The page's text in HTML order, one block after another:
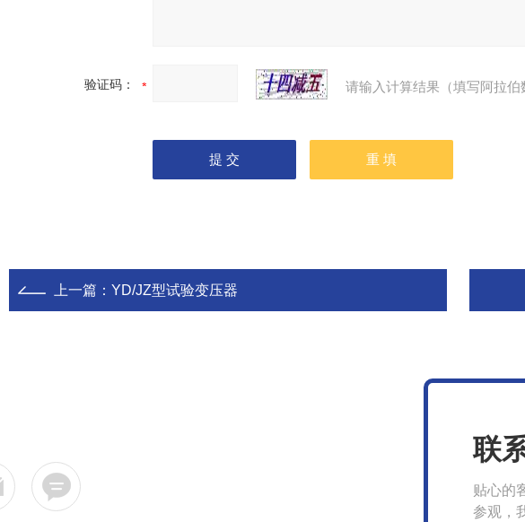
验证码： 请输入计算结果（填写阿拉
上一篇： YD/JZ型试验变压器
联
贴心的
参观，